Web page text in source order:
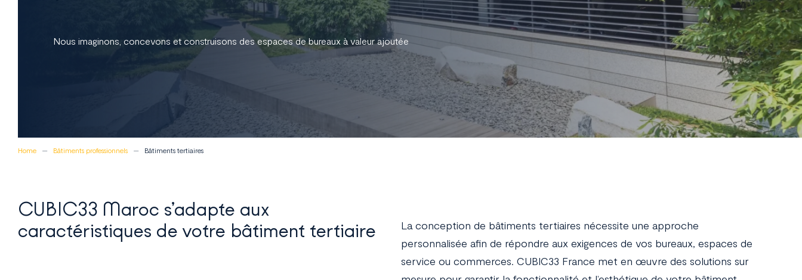
Nous imaginons, concevons et construisons des espaces de bureaux à valeur ajoutée
Home Bâtiments professionnels Bâtiments tertiaires
CUBIC33 Maroc s’adapte aux
caractéristiques de votre bâtiment tertiaire
La conception de bâtiments tertiaires nécessite une approche
personnalisée afin de répondre aux exigences de vos bureaux, espaces de
service ou commerces. CUBIC33 France met en œuvre des solutions sur